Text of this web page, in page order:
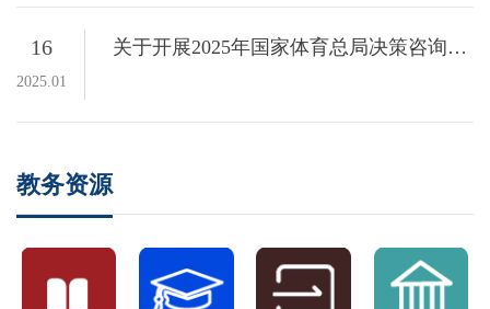
16
2025.01
关于开展2025年国家体育总局决策咨询研究项目申报的通知
教务资源